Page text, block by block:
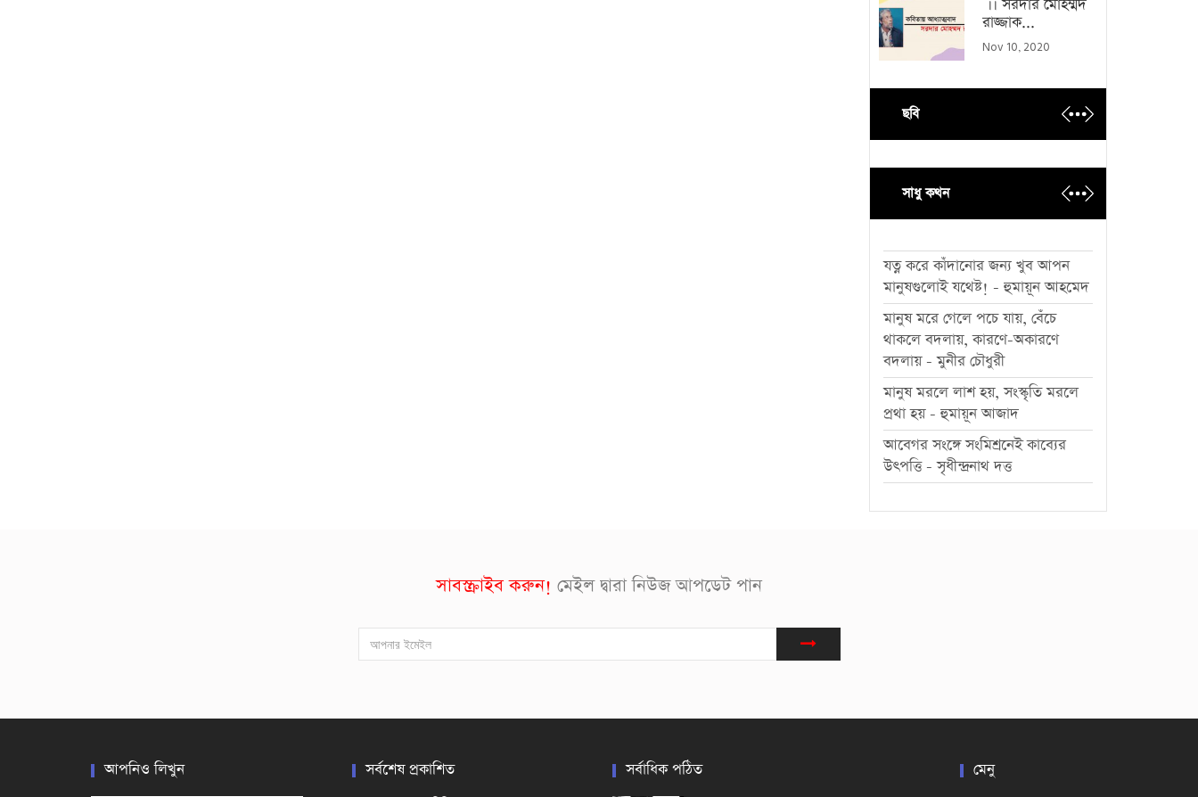
।। সরদার মোহম্মদ
রাজ্জাক...
Nov 10, 2020
ছবি
সাধু কথন
যত্ন করে কাঁদানোর জন্য খুব আপন
মানুষগুলোই যথেষ্ট! - হুমায়ূন আহমেদ
মানুষ মরে গেলে পচে যায়, বেঁচে
থাকলে বদলায়, কারণে-অকারণে
বদলায় - মুনীর চৌধুরী
মানুষ মরলে লাশ হয়, সংস্কৃতি মরলে
প্রথা হয় - হুমায়ূন আজাদ
আবেগর সংঙ্গে সংমিশ্রনেই কাব্যের
উৎপত্তি - সৃধীন্দ্রনাথ দত্ত
সাবস্ক্রাইব করুন! মেইল দ্বারা নিউজ আপডেট পান
আপনিও লিখুন সর্বশেষ প্রকাশিত সর্বাধিক পঠিত মেনু